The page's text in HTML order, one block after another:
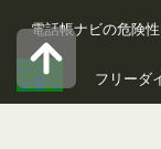
口コミ
を書く
電話帳ナビの危険性
フリーダ